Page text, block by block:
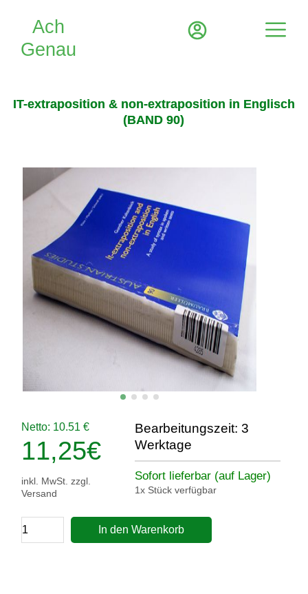
IT-extraposition & non-extraposition in Englisch
(BAND 90)
Netto: 10.51 €
11,25€
inkl. MwSt. zzgl.
Versand
In den Warenkorb
Bearbeitungszeit: 3
Werktage
Sofort lieferbar (auf Lager)
1x Stück verfügbar